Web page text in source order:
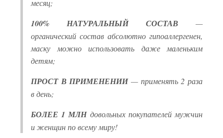
месяц;
100% НАТУРАЛЬНЫЙ СОСТАВ —
органический состав абсолютно гипоаллергенен,
маску можно использовать даже маленьким
детям;
ПРОСТ В ПРИМЕНЕНИИ— применять 2 раза
в день;
БОЛЕЕ 1 МЛНдовольных покупателей мужчин
и женщин по всему миру!